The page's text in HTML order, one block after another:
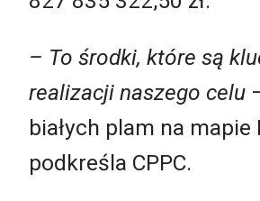
– To środki, które są
realizacji naszego celu
białych plam na mapie
podkreśla CPPC.